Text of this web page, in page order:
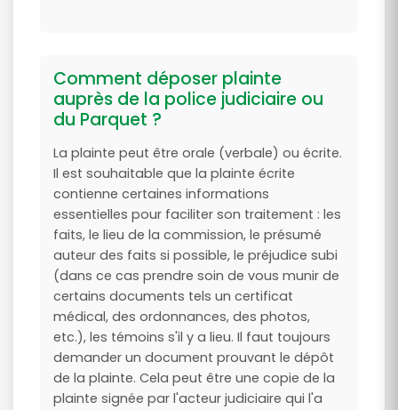
Comment déposer plainte
auprès de la police judiciaire ou
du Parquet ?
La plainte peut être orale (verbale) ou écrite.
Il est souhaitable que la plainte écrite
contienne certaines informations
essentielles pour faciliter son traitement : les
faits, le lieu de la commission, le présumé
auteur des faits si possible, le préjudice subi
(dans ce cas prendre soin de vous munir de
certains documents tels un certificat
médical, des ordonnances, des photos,
etc.), les témoins s'il y a lieu. Il faut toujours
demander un document prouvant le dépôt
de la plainte. Cela peut être une copie de la
plainte signée par l'acteur judiciaire qui l'a